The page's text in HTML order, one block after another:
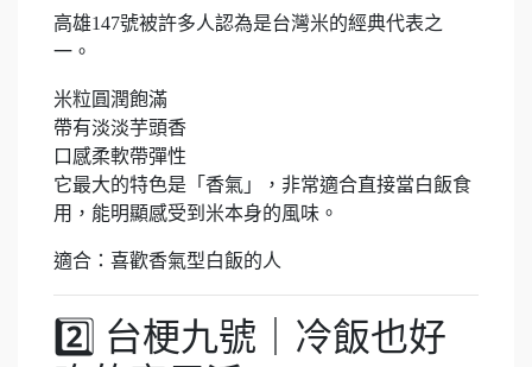
高雄147號被許多人認為是台灣米的經典代表之
一。
米粒圓潤飽滿
帶有淡淡芋頭香
口感柔軟帶彈性
它最大的特色是「香氣」，非常適合直接當白飯食
用，能明顯感受到米本身的風味。
適合：喜歡香氣型白飯的人
2️⃣ 台梗九號｜冷飯也好